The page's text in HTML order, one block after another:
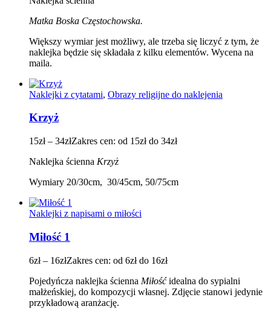
Matka Boska Częstochowska.
Większy wymiar jest możliwy, ale trzeba się liczyć z tym, że
naklejka będzie się składała z kilku elementów. Wycena na
maila.
Naklejki z cytatami, Obrazy religijne do naklejenia
Krzyż
15zł – 34złZakres cen: od 15zł do 34zł
Naklejka ścienna Krzyż
Wymiary 20/30cm, 30/45cm, 50/75cm
Naklejki z napisami o miłości
Miłość 1
6zł – 16złZakres cen: od 6zł do 16zł
Pojedyńcza naklejka ścienna Miłośćidealna do sypialni
małżeńskiej, do kompozycji własnej. Zdjęcie stanowi jedynie
przykładową aranżację.